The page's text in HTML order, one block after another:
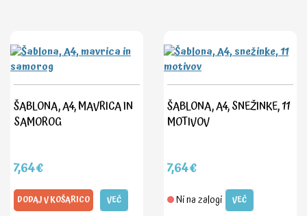
ŠABLONA, A4, MAVRICA IN
SAMOROG
7,64€
DODAJ V KOŠARICO VEČ
ŠABLONA, A4, SNEŽINKE, 11
MOTIVOV
7,64€
Ni na zalogi VEČ